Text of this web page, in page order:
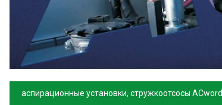
аспирационные установки, стружкоотсосы ACword